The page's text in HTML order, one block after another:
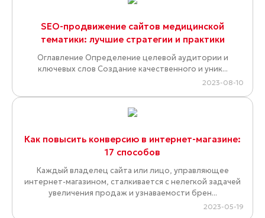
SEO-продвижение сайтов медицинской
тематики: лучшие стратегии и практики
Оглавление Определение целевой аудитории и
ключевых слов Создание качественного и уник...
2023-08-10
Как повысить конверсию в интернет-магазине:
17 способов
Каждый владелец сайта или лицо, управляющее
интернет-магазином, сталкивается с нелегкой задачей
увеличения продаж и узнаваемости брен...
2023-05-19